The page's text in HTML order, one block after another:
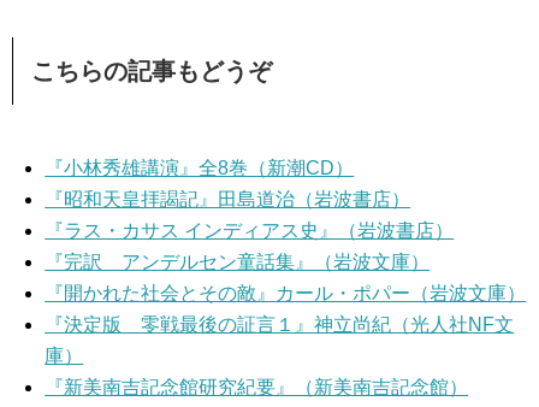
こちらの記事もどうぞ
『小林秀雄講演』全8巻（新潮CD）
『昭和天皇拝謁記』田島道治（岩波書店）
『ラス・カサス インディアス史』（岩波書店）
『完訳 アンデルセン童話集』（岩波文庫）
『開かれた社会とその敵』カール・ポパー（岩波文庫）
『決定版 零戦最後の証言１』神立尚紀（光人社NF文
庫）
『新美南吉記念館研究紀要』（新美南吉記念館）